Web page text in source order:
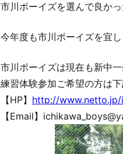
市川ボーイズを選んで良か
今年度も市川ボーイズを宜し
市川ボーイズは現在も新中
練習体験参加ご希望の方は
【HP】 http://
【Email】